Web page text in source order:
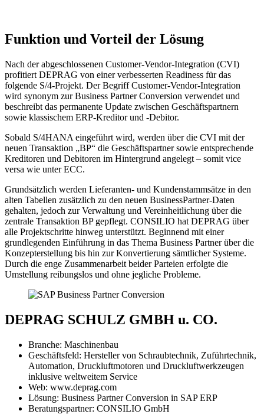
Funktion und Vorteil der Lösung
Nach der abgeschlossenen Customer-Vendor-Integration (CVI)
profitiert DEPRAG von einer verbesserten Readiness für das
folgende S/4-Projekt. Der Begriff Customer-Vendor-Integration
wird synonym zur Business Partner Conversion verwendet und
beschreibt das permanente Update zwischen Geschäftspartnern
sowie klassischem ERP-Kreditor und -Debitor.
Sobald S/4HANA eingeführt wird, werden über die CVI mit der
neuen Transaktion „BP“ die Geschäftspartner sowie entsprechende
Kreditoren und Debitoren im Hintergrund angelegt – somit vice
versa wie unter ECC.
Grundsätzlich werden Lieferanten- und Kundenstammsätze in den
alten Tabellen zusätzlich zu den neuen BusinessPartner-Daten
gehalten, jedoch zur Verwaltung und Vereinheitlichung über die
zentrale Transaktion BP gepflegt. CONSILIO hat DEPRAG über
alle Projektschritte hinweg unterstützt. Beginnend mit einer
grundlegenden Einführung in das Thema Business Partner über die
Konzepterstellung bis hin zur Konvertierung sämtlicher Systeme.
Durch die enge Zusammenarbeit beider Parteien erfolgte die
Umstellung reibungslos und ohne jegliche Probleme.
DEPRAG SCHULZ GMBH u. CO.
Branche: Maschinenbau
Geschäftsfeld: Hersteller von Schraubtechnik, Zuführtechnik,
Automation, Druckluftmotoren und Druckluftwerkzeugen
inklusive weltweitem Service
Web: www.deprag.com
Lösung: Business Partner Conversion in SAP ERP
Beratungspartner: CONSILIO GmbH